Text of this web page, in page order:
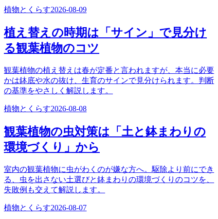
植物とくらす2026-08-09
植え替えの時期は「サイン」で見分け
る観葉植物のコツ
観葉植物の植え替えは春が定番と言われますが、本当に必要
かは鉢底や水の抜け、生育のサインで見分けられます。判断
の基準をやさしく解説します。
植物とくらす2026-08-08
観葉植物の虫対策は「土と鉢まわりの
環境づくり」から
室内の観葉植物に虫がわくのが嫌な方へ。駆除より前にでき
る、虫を出さない土選びと鉢まわりの環境づくりのコツを、
失敗例も交えて解説します。
植物とくらす2026-08-07